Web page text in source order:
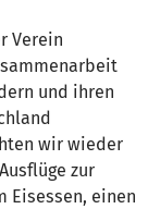
Verein
und ihren
wir wieder
zur
Eisessen, einen